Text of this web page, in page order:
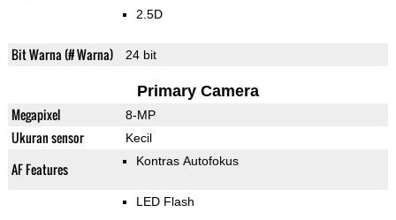
2.5D
Bit Warna (# Warna) 24 bit
Primary Camera
Megapixel 8-MP
Ukuran sensor Kecil
AF Features Kontras Autofokus
LED Flash